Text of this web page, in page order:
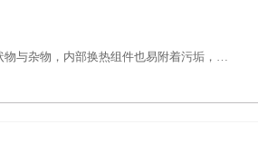
物与杂物，内部换热组件也易附着污垢，…